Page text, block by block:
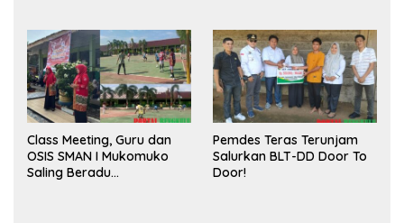
Class Meeting, Guru dan
OSIS SMAN I Mukomuko
Saling Beradu
Pemdes Teras Terunjam
Salurkan BLT-DD Door To
Door!